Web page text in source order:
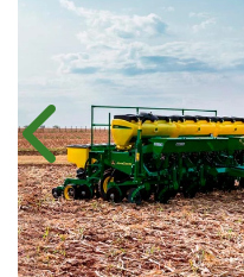
Anterior